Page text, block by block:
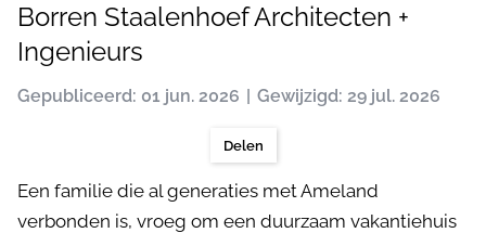
Borren Staalenhoef Architecten +
Ingenieurs
Gepubliceerd: 01 jun. 2026 Gewijzigd: 29 jul. 2026
Delen
Een familie die al generaties met Ameland
verbonden is, vroeg om een duurzaam vakantiehuis